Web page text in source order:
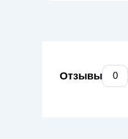
Отзывы 0